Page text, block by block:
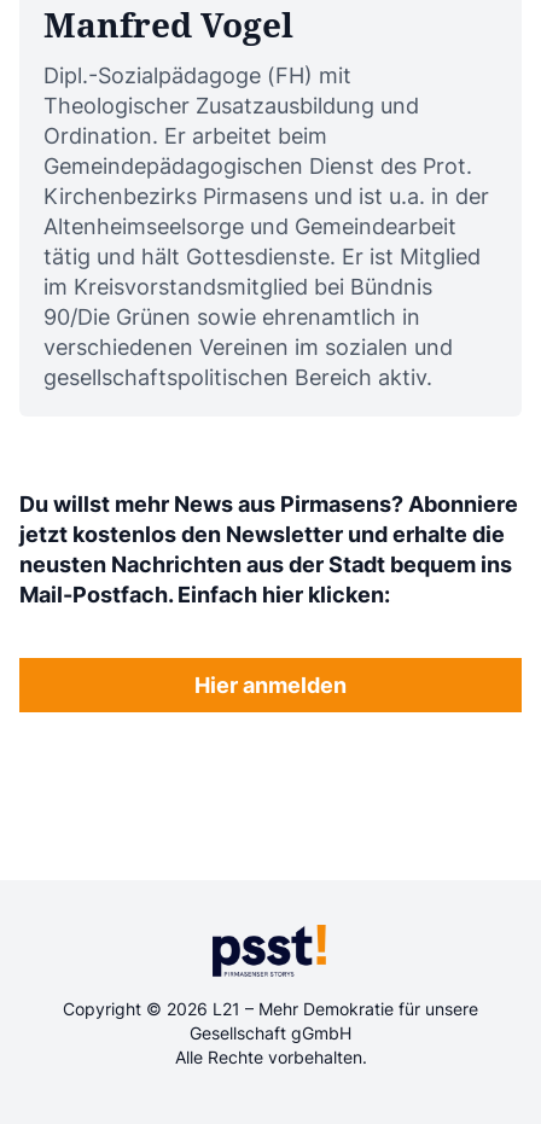
Manfred Vogel
Dipl.-Sozialpädagoge (FH) mit
Theologischer Zusatzausbildung und
Ordination. Er arbeitet beim
Gemeindepädagogischen Dienst des Prot.
Kirchenbezirks Pirmasens und ist u.a. in der
Altenheimseelsorge und Gemeindearbeit
tätig und hält Gottesdienste. Er ist Mitglied
im Kreisvorstandsmitglied bei Bündnis
90/Die Grünen sowie ehrenamtlich in
verschiedenen Vereinen im sozialen und
gesellschaftspolitischen Bereich aktiv.
Du willst mehr News aus Pirmasens? Abonniere
jetzt kostenlos den Newsletter und erhalte die
neusten Nachrichten aus der Stadt bequem ins
Mail-Postfach. Einfach hier klicken:
Hier anmelden
Copyright © 2026 L21 – Mehr Demokratie für unsere
Gesellschaft gGmbH
Alle Rechte vorbehalten.